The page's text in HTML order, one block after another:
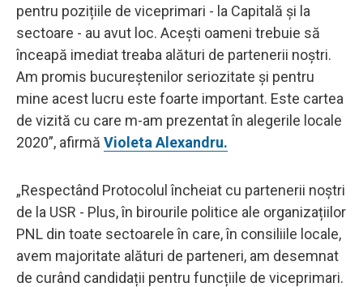
pentru pozițiile de viceprimari - la Capitală și la
sectoare - au avut loc. Acești oameni trebuie să
înceapă imediat treaba alături de partenerii noștri.
Am promis bucureștenilor seriozitate și pentru
mine acest lucru este foarte important. Este cartea
de vizită cu care m-am prezentat în alegerile locale
2020”, afirmă Violeta Alexandru.
„Respectând Protocolul încheiat cu partenerii noștri
de la USR - Plus, în birourile politice ale organizațiilor
PNL din toate sectoarele în care, în consiliile locale,
avem majoritate alături de parteneri, am desemnat
de curând candidații pentru funcțiile de viceprimari.